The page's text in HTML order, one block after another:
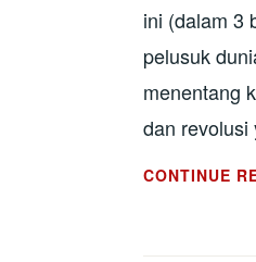
ini (dalam 3
pelusuk
menentang
dan
CONTINUE